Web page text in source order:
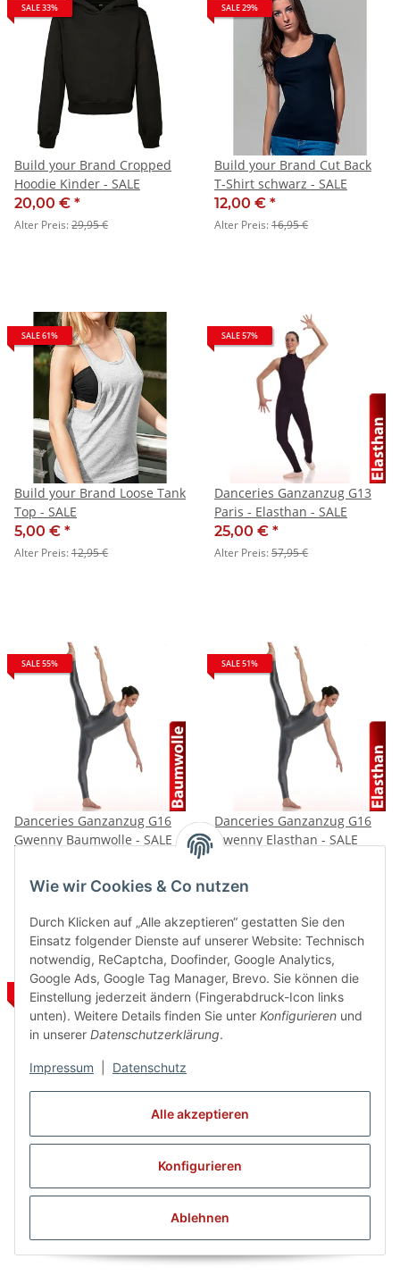
Alle akzeptieren
Konfigurieren
Ablehnen
Wie wir Cookies & Co nutzen
Durch Klicken auf „Alle akzeptieren“ gestatten Sie den
Einsatz folgender Dienste auf unserer Website: Technisch
notwendig, ReCaptcha, Doofinder, Google Analytics,
Google Ads, Google Tag Manager, Brevo. Sie können die
Einstellung jederzeit ändern (Fingerabdruck-Icon links
unten). Weitere Details finden Sie unter Konfigurieren und
in unserer Datenschutzerklärung.
Impressum Datenschutz
SALE 33%
Build your Brand Cropped
Hoodie Kinder - SALE
20,00 € *
Alter Preis:29,95 €
SALE 29%
Build your Brand Cut Back
T-Shirt schwarz - SALE
12,00 € *
Alter Preis:16,95 €
SALE 61%
Build your Brand Loose Tank
Top - SALE
5,00 € *
Alter Preis:12,95 €
SALE 57%
Danceries Ganzanzug G13
Paris - Elasthan - SALE
25,00 € *
Alter Preis:57,95 €
SALE 55%
Danceries Ganzanzug G16
Gwenny Baumwolle - SALE
Alter Preis:55,95 €
SALE 51%
Danceries Ganzanzug G16
Gwenny Elasthan - SALE
Alter Preis:
SALE 58%
Danceries Ganzanzug G17
25,00 €*
SALE 58%
Danceries Ganzanzug G17
Julie Elasthan - SALE
25,00 €*